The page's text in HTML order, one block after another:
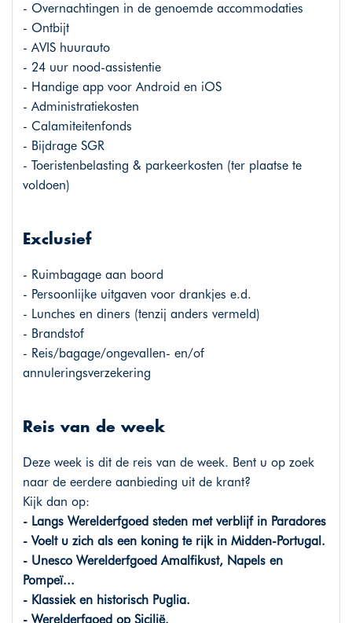
- Overnachtingen in de genoemde accommodaties
- Ontbijt
- AVIS huurauto
- 24 uur nood-assistentie
- Handige app voor Android en iOS
- Administratiekosten
- Calamiteitenfonds
- Bijdrage SGR
- Toeristenbelasting & parkeerkosten (ter plaatse te
voldoen)
Exclusief
- Ruimbagage aan boord
- Persoonlijke uitgaven voor drankjes e.d.
- Lunches en diners (tenzij anders vermeld)
- Brandstof
- Reis/bagage/ongevallen- en/of
annuleringsverzekering
Reis van de week
Deze week is dit de reis van de week. Bent u op zoek
naar de eerdere aanbieding uit de krant?
Kijk dan op:
- Langs Werelderfgoed steden met verblijf in Paradores
- Voelt u zich als een koning te rijk in Midden-Portugal.
- Unesco Werelderfgoed Amalfikust, Napels en
Pompeï...
- Klassiek en historisch Puglia.
- Werelderfgoed op Sicilië.